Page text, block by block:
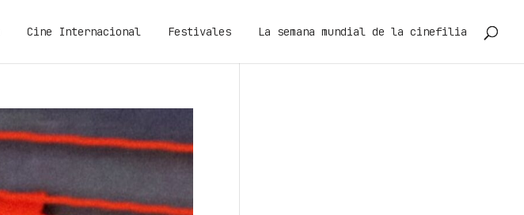
Cine Internacional Festivales La semana mundial de la cinefilia